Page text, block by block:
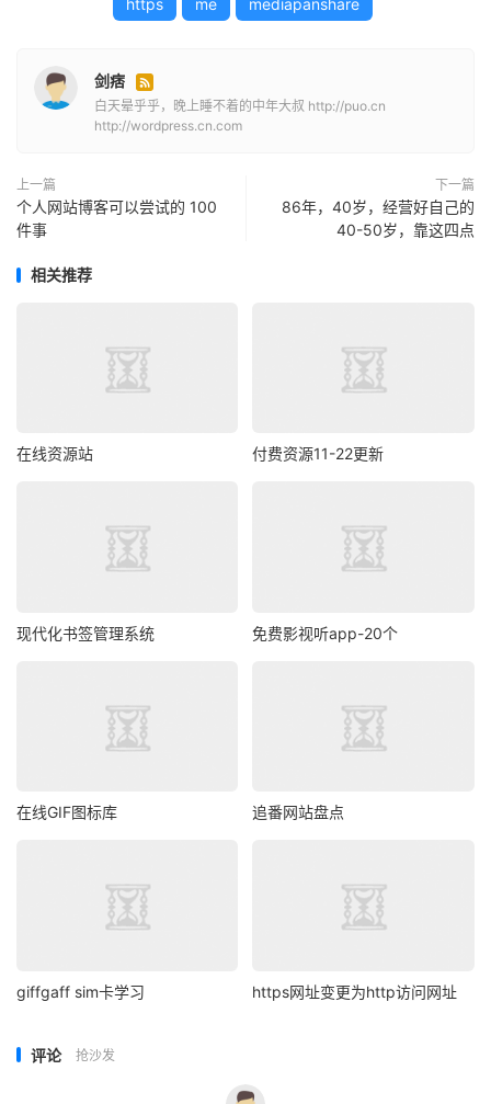
https me mediapanshare
剑痞 
白天晕乎乎，晚上睡不着的中年大叔 http://puo.cn
http://wordpress.cn.com
上一篇
个人网站博客可以尝试的 100
件事
下一篇
86年，40岁，经营好自己的
40-50岁，靠这四点
相关推荐
在线资源站 付费资源11-22更新
现代化书签管理系统 免费影视听app-20个
在线GIF图标库 追番网站盘点
giffgaff sim卡学习 https网址变更为http访问网址
评论 抢沙发